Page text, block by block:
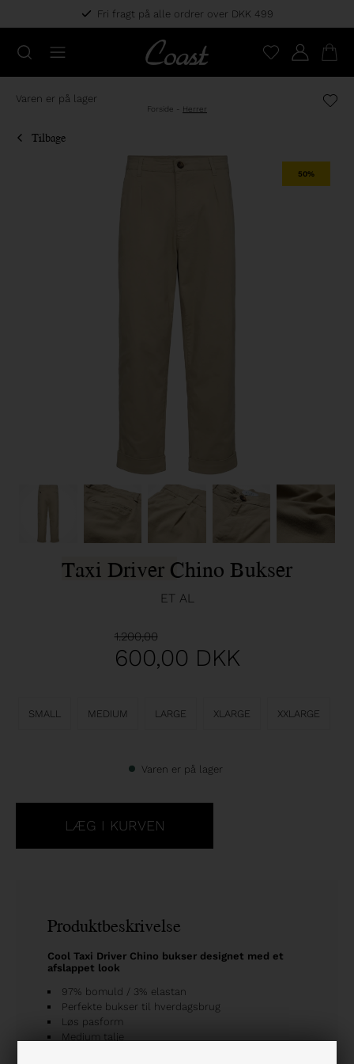
Fri fragt på alle ordrer over DKK 499
Varen er på lager
Forside - Herrer
Tilbage
50%
Taxi Driver Chino Bukser
ET AL
1.200,00
600,00 DKK
SMALL MEDIUM LARGE XLARGE XXLARGE
Varen er på lager
Produktbeskrivelse
Cool Taxi Driver Chino bukser designet med et
afslappet look
97% bomuld / 3% elastan
Perfekte bukser til hverdagsbrug
Løs pasform
Medium talje